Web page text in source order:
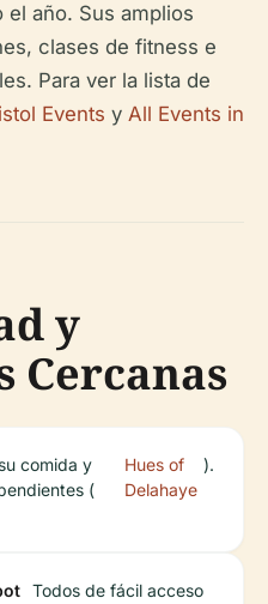
año. Sus amplios
clases de fitness e
Para ver la lista de
Events y All Events in
y
Cercanas
comida y
(
Hues of
Delahaye
).
Todos de fácil acceso